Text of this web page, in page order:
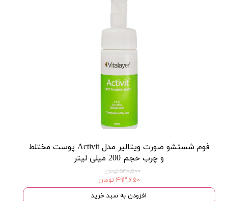
فوم شستشو صورت ویتالیر مدل Activit پوست مختلط
و چرب حجم 200 میلی لیتر
۵۴۸,۵۰۰ تومان
۴۹۳,۶۵۰ تومان
افزودن به سبد خرید